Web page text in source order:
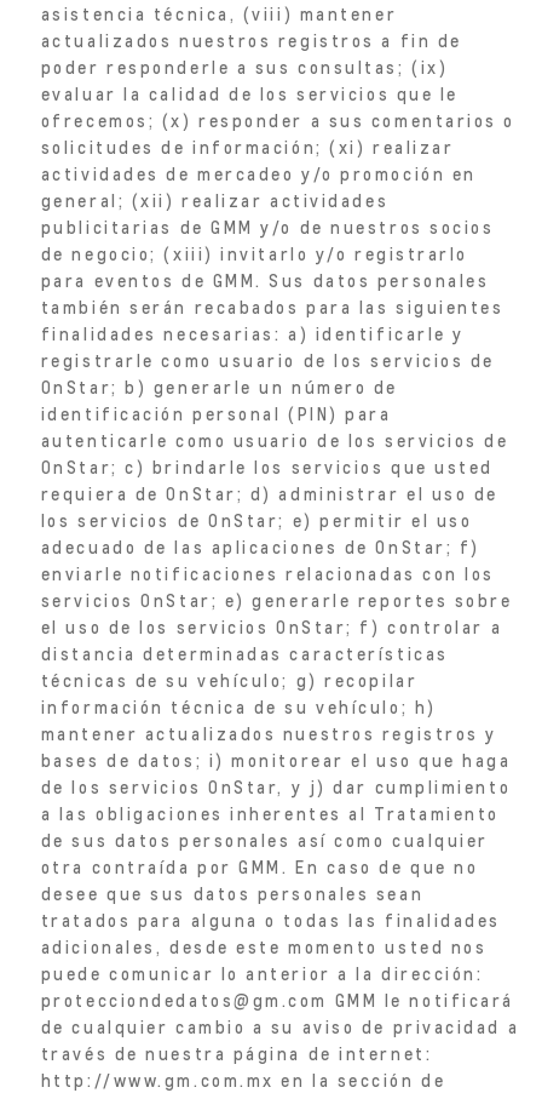
asistencia técnica, (viii) mantener
actualizados nuestros registros a fin de
poder responderle a sus consultas; (ix)
evaluar la calidad de los servicios que le
ofrecemos; (x) responder a sus comentarios o
solicitudes de información; (xi) realizar
actividades de mercadeo y/o promoción en
general; (xii) realizar actividades
publicitarias de GMM y/o de nuestros socios
de negocio; (xiii) invitarlo y/o registrarlo
para eventos de GMM. Sus datos personales
también serán recabados para las siguientes
finalidades necesarias: a) identificarle y
registrarle como usuario de los servicios de
OnStar; b) generarle un número de
identificación personal (PIN) para
autenticarle como usuario de los servicios de
OnStar; c) brindarle los servicios que usted
requiera de OnStar; d) administrar el uso de
los servicios de OnStar; e) permitir el uso
adecuado de las aplicaciones de OnStar; f)
enviarle notificaciones relacionadas con los
servicios OnStar; e) generarle reportes sobre
el uso de los servicios OnStar; f) controlar a
distancia determinadas características
técnicas de su vehículo; g) recopilar
información técnica de su vehículo; h)
mantener actualizados nuestros registros y
bases de datos; i) monitorear el uso que haga
de los servicios OnStar, y j) dar cumplimiento
a las obligaciones inherentes al Tratamiento
de sus datos personales así como cualquier
otra contraída por GMM. En caso de que no
desee que sus datos personales sean
tratados para alguna o todas las finalidades
adicionales, desde este momento usted nos
puede comunicar lo anterior a la dirección:
protecciondedatos@gm.com GMM le notificará
de cualquier cambio a su aviso de privacidad a
través de nuestra página de internet:
http://www.gm.com.mx en la sección de